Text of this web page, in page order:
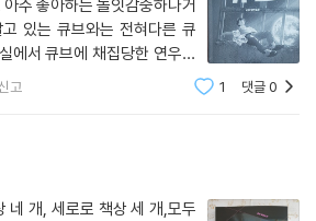
주 좋아하는 놀잇감중하나거
있는 큐브와는 전혀다른 큐
에서 큐브에 채집당한 연우의
여름일까?그리고 왜 하필 큐브
고 1 댓글0
네 개, 세로로 책상 세 개,모두